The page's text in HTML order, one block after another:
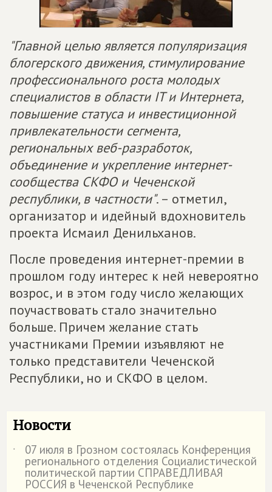
"Главной целью является популяризация
блогерского движения, стимулирование
профессионального роста молодых
специалистов в области IT и Интернета,
повышение статуса и инвестиционной
привлекательности сегмента,
региональных веб-разработок,
объединение и укрепление интернет-
сообщества СКФО и Чеченской
республики, в частности". – отметил,
организатор и идейный вдохновитель
проекта Исмаил Денильханов.
После проведения интернет-премии в
прошлом году интерес к ней невероятно
возрос, и в этом году число желающих
поучаствовать стало значительно
больше. Причем желание стать
участниками Премии изъявляют не
только представители Чеченской
Республики, но и СКФО в целом.
Новости
˙ 07 июля в Грозном состоялась Конференция
регионального отделения Социалистической
политической партии СПРАВЕДЛИВАЯ
РОССИЯ в Чеченской Республике